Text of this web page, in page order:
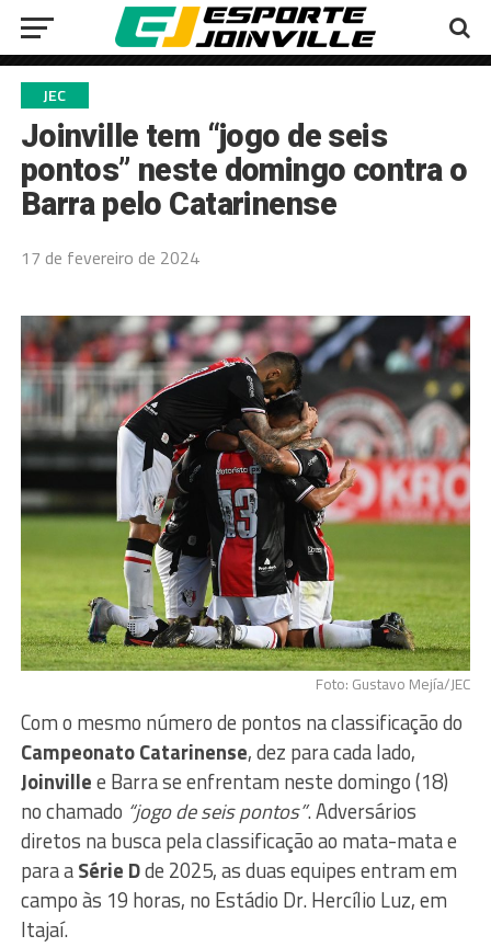
JEC
Joinville tem “jogo de seis
pontos” neste domingo contra o
Barra pelo Catarinense
17 de fevereiro de 2024
Foto: Gustavo Mejía/JEC
Com o mesmo número de pontos na classificação do
Campeonato Catarinense, dez para cada lado,
Joinvillee Barra se enfrentam neste domingo (18)
no chamado “jogo de seis pontos”. Adversários
diretos na busca pela classificação ao mata-mata e
para aSérie Dde 2025, as duas equipes entram em
campo às 19 horas, no Estádio Dr. Hercílio Luz, em
Itajaí.